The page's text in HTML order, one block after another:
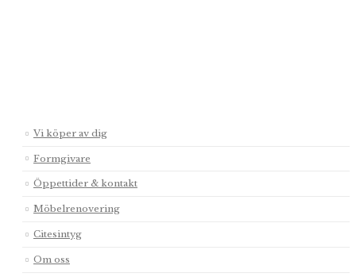
Vi köper av dig
Formgivare
Öppettider & kontakt
Möbelrenovering
Citesintyg
Om oss